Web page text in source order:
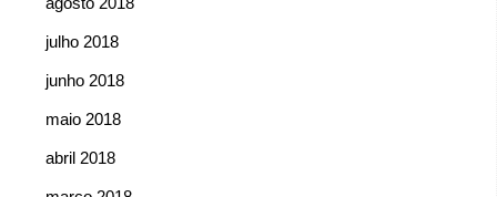
julho 2018
junho 2018
maio 2018
abril 2018